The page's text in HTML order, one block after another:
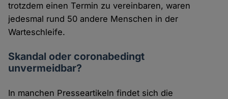
trotzdem einen Termin zu vereinbaren, waren
jedesmal rund 50 andere Menschen in der
Warteschleife.
Skandal oder coronabedingt
unvermeidbar?
In manchen Presseartikeln findet sich die